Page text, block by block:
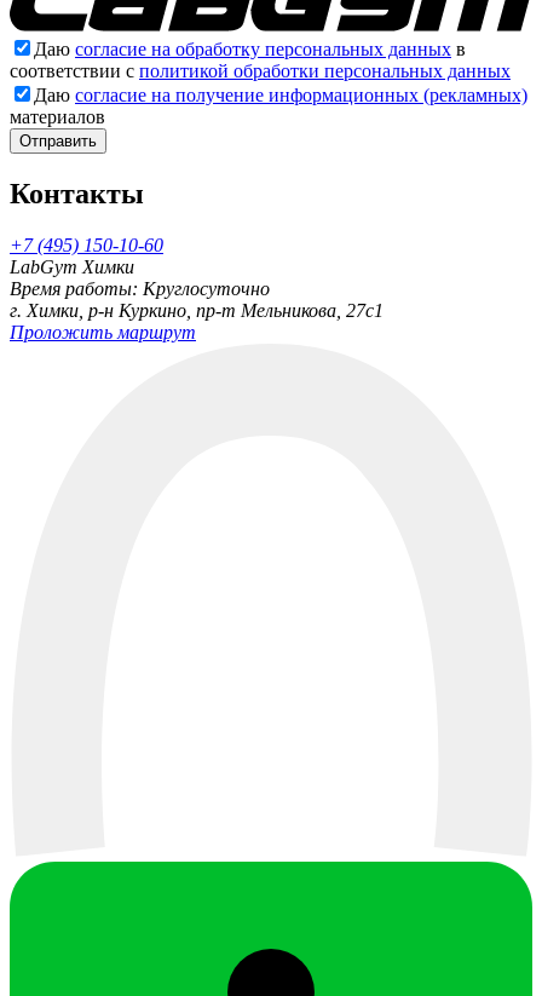
Даю согласие на обработку персональных данных в
соответствии с политикой обработки персональных данных
Даю согласие на получение информационных (рекламных)
материалов
Отправить
Контакты
+7 (495) 150-10-60
LabGym Химки
Время работы: Круглосуточно
г. Химки, р-н Куркино, пр-т Мельникова, 27c1
Проложить маршрут